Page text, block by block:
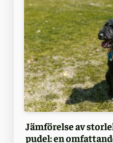
Jämförelse av
pudel: en